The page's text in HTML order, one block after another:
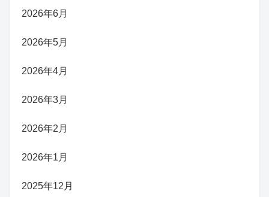
2026年6月
2026年5月
2026年4月
2026年3月
2026年2月
2026年1月
2025年12月